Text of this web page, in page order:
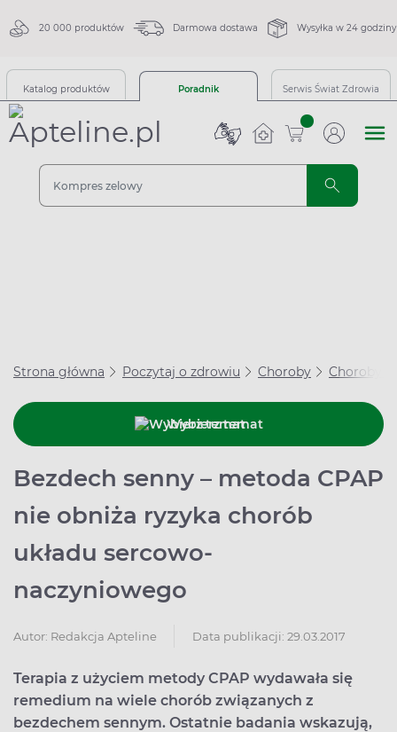
20 000 produktów Darmowa dostawa Wysyłka w 24 godziny
Katalog produktów Poradnik Serwis Świat Zdrowia
sztuk
Strona główna Poczytaj o zdrowiu Choroby Choroby
Wybierz temat
Bezdech senny – metoda CPAP
nie obniża ryzyka chorób
układu sercowo-
naczyniowego
Autor: Redakcja Apteline Data publikacji: 29.03.2017
Terapia z użyciem metody CPAP wydawała się
remedium na wiele chorób związanych z
bezdechem sennym. Ostatnie badania wskazują,